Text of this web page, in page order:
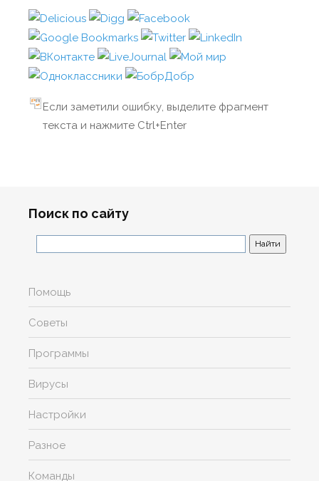
Если заметили ошибку, выделите фрагмент
текста и нажмите Ctrl+Enter
Поиск по сайту
Помощь
Советы
Программы
Вирусы
Настройки
Разное
Команды